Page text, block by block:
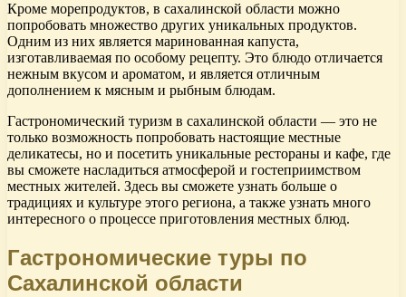
Кроме морепродуктов, в сахалинской области можно
попробовать множество других уникальных продуктов.
Одним из них является маринованная капуста,
изготавливаемая по особому рецепту. Это блюдо отличается
нежным вкусом и ароматом, и является отличным
дополнением к мясным и рыбным блюдам.
Гастрономический туризм в сахалинской области — это не
только возможность попробовать настоящие местные
деликатесы, но и посетить уникальные рестораны и кафе, где
вы сможете насладиться атмосферой и гостеприимством
местных жителей. Здесь вы сможете узнать больше о
традициях и культуре этого региона, а также узнать много
интересного о процессе приготовления местных блюд.
Гастрономические туры по
Сахалинской области